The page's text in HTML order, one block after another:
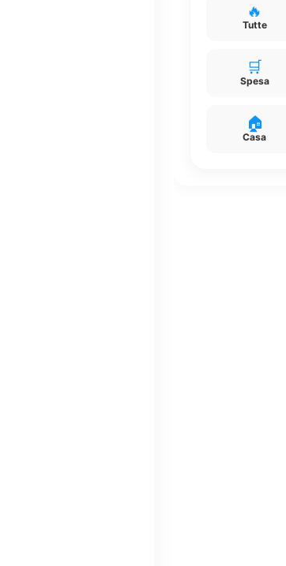
🔥
Tutte
🛒
Spesa
🏠
Casa